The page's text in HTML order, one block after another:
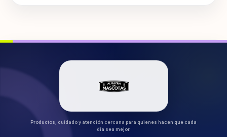
Productos, cuidado y atención cercana para quienes hacen que cada
día sea mejor.